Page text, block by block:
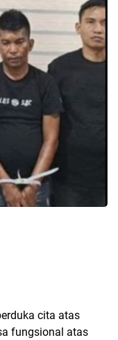
cita atas
fungsional atas